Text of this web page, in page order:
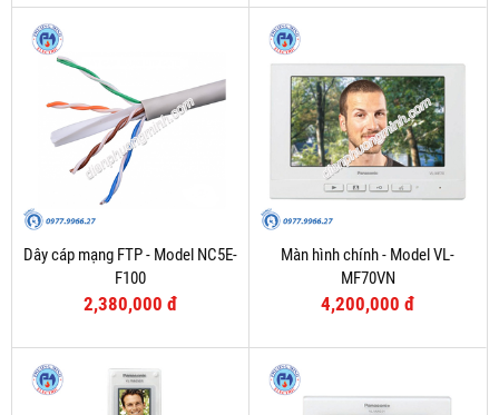
Dây cáp mạng FTP - Model NC5E-
F100
2,380,000 đ
Màn hình chính - Model VL-
MF70VN
4,200,000 đ